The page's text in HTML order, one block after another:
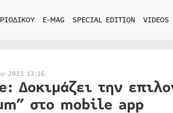
E-MAG SPECIAL EDITION VIDEOS
2023 13:16
Δοκιμάζει την
στο mobile app